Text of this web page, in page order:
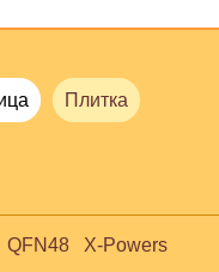
Плитка
QFN48   X-Powers